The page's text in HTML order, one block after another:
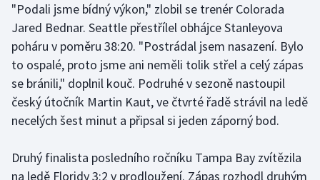
"Podali jsme bídný výkon," zlobil se trenér Colorada
Jared Bednar. Seattle přestřílel obhájce Stanleyova
poháru v poměru 38:20. "Postrádal jsem nasazení. Bylo
to ospalé, proto jsme ani neměli tolik střel a celý zápas
se bránili," doplnil kouč. Podruhé v sezoně nastoupil
český útočník Martin Kaut, ve čtvrté řadě strávil na ledě
necelých šest minut a připsal si jeden záporný bod.
Druhý finalista posledního ročníku Tampa Bay zvítězila
na ledě Floridy 3:2 v prodloužení. Zápas rozhodl druhým